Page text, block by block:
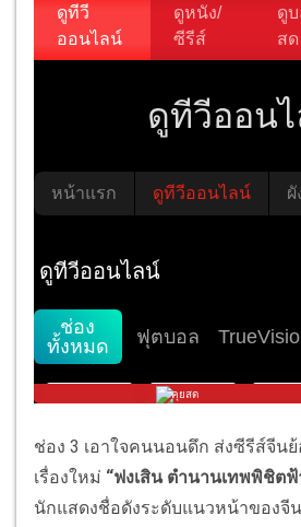
ช่อง 3 เอาใจคนนอนดึก ส่งซีรีส์จีน
เรื่องใหม่ “ฟงเสิน ตำนานเทพพิชิตฟ้
นักแสดงชื่อดังระดับแนวหน้าของจี